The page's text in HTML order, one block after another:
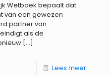
Wetboek bepaalt dat
van een gewezen
partner van
als de
[…]
Lees meer